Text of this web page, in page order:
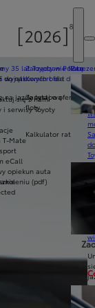
35 lat Toyoty w Polsce
wyjątkowych ofert
na jazdę testową
Zarządzanie flotą
Komfort dla dużych
Zapytaj o ofertę dla
floty
Kalkulator rat
(pdf)
do nas
się z nami
i serwisy Toyoty
T-Mate
eCall
opiekun auta